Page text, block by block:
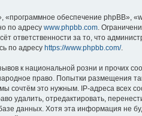
обеспечение phpBB»,
по адресу www.phpbb.com .
ответственности за то, что
по адресу https://www.phpbb.com/.
к национальной розни и прочих
право. Попытки размещения
сочтём это нужным. IP-адреса всех
удалить, отредактировать,
данных. Хотя эта информация не